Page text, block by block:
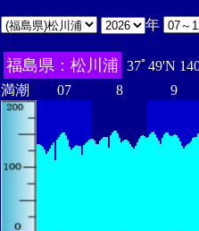
年
福島県：松川浦 37ﾟ49'N
満潮
07 8 9